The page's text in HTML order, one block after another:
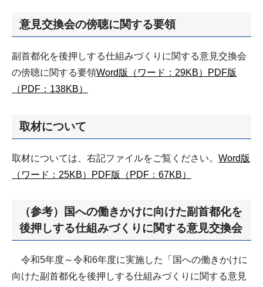
意見交換会の傍聴に関する要領
副首都化を後押しする仕組みづくりに関する意見交換会
の傍聴に関する要領Word版（ワード：29KB）
PDF版
（PDF：138KB）
取材について
取材については、右記ファイルをご覧ください。 Word版
（ワード：25KB）
PDF版（PDF：67KB）
（参考）国への働きかけに向けた副首都化を
後押しする仕組みづくりに関する意見交換会
令和5年度～令和6年度に実施した「国への働きかけに
向けた副首都化を後押しする仕組みづくりに関する意見